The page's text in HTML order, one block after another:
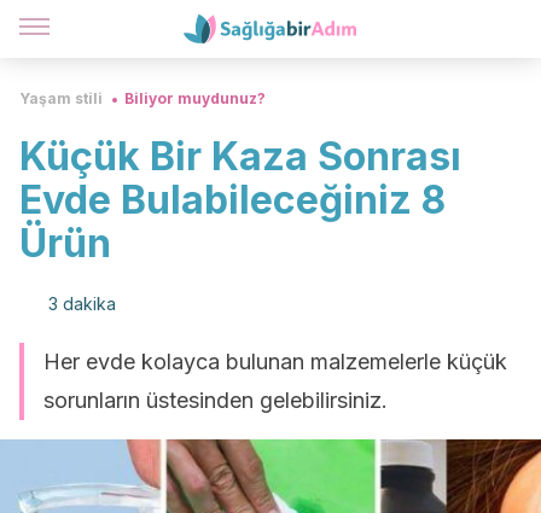
Yaşam stili Biliyor muydunuz?
Küçük Bir Kaza Sonrası
Evde Bulabileceğiniz 8
Ürün
3 dakika
Her evde kolayca bulunan malzemelerle küçük
sorunların üstesinden gelebilirsiniz.